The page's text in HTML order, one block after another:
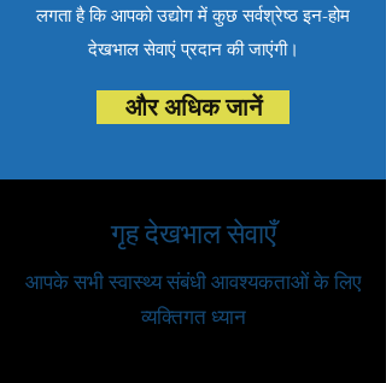
लगता है कि आपको उद्योग में कुछ सर्वश्रेष्ठ इन-होम
देखभाल सेवाएं प्रदान की जाएंगी।
और अधिक जानें
गृह देखभाल सेवाएँ
आपके सभी स्वास्थ्य संबंधी आवश्यकताओं के लिए
व्यक्तिगत ध्यान